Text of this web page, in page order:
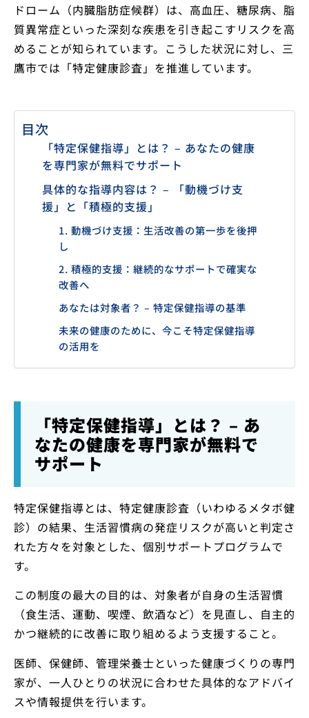
ドローム（内臓脂肪症候群）は、高血圧、糖尿病、脂
質異常症といった深刻な疾患を引き起こすリスクを高
めることが知られています。こうした状況に対し、三
鷹市では「特定健康診査」を推進しています。
目次
「特定保健指導」とは？ – あなたの健康
を専門家が無料でサポート
具体的な指導内容は？ – 「動機づけ支
援」と「積極的支援」
1. 動機づけ支援：生活改善の第一歩を後押
し
2. 積極的支援：継続的なサポートで確実な
改善へ
あなたは対象者？ – 特定保健指導の基準
未来の健康のために、今こそ特定保健指導
の活用を
「特定保健指導」とは？ – あ
なたの健康を専門家が無料で
サポート
特定保健指導とは、特定健康診査（いわゆるメタボ健
診）の結果、生活習慣病の発症リスクが高いと判定さ
れた方々を対象とした、個別サポートプログラムで
す。
この制度の最大の目的は、対象者が自身の生活習慣
（食生活、運動、喫煙、飲酒など）を見直し、自主的
かつ継続的に改善に取り組めるよう支援すること。
医師、保健師、管理栄養士といった健康づくりの専門
家が、一人ひとりの状況に合わせた具体的なアドバイ
スや情報提供を行います。